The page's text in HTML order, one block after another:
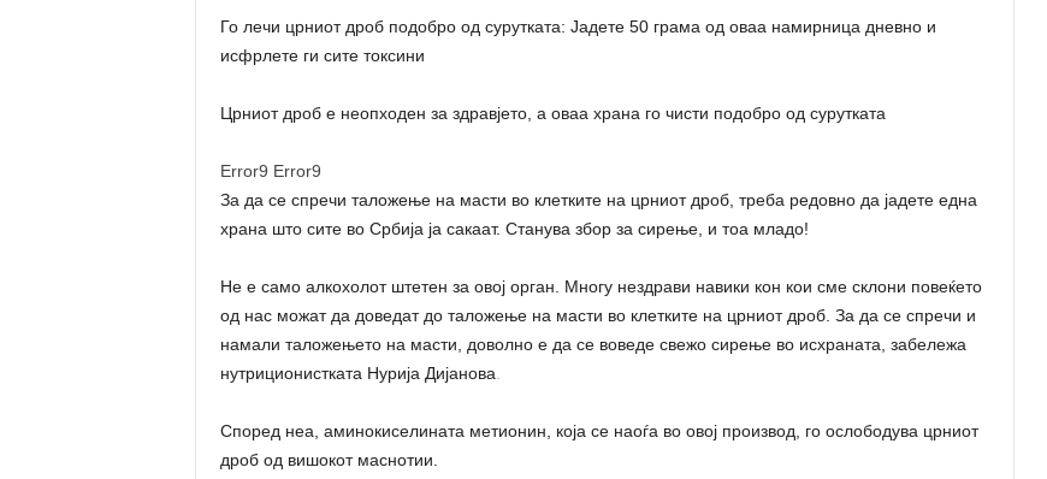
Го лечи црниот дроб подобро од сурутката: Јадете 50 грама од оваа намирница дневно и
исфрлете ги сите токсини
Црниот дроб е неопходен за здравјето, а оваа храна го чисти подобро од сурутката
Error9 Error9
За да се спречи таложење на масти во клетките на црниот дроб, треба редовно да јадете една
храна што сите во Србија ја сакаат. Станува збор за сирење, и тоа младо!
Не е само алкохолот штетен за овој орган. Многу нездрави навики кон кои сме склони повеќето
од нас можат да доведат до таложење на масти во клетките на црниот дроб. За да се спречи и
намали таложењето на масти, доволно е да се воведе свежо сирење во исхраната, забележа
нутриционистката Нурија Дијанова
Според неа, аминокиселината метионин, која се наоѓа во овој производ, го ослободува црниот
дроб од вишокот маснотии.